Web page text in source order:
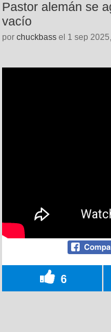
Pastor alemán se
vacío
por chuckbass el 1 sep
6